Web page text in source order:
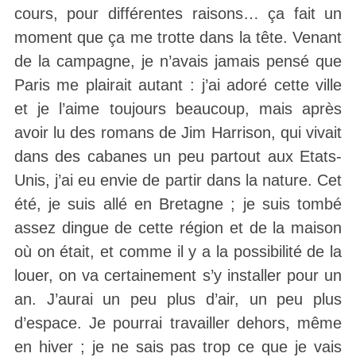
cours, pour différentes raisons… ça fait un
moment que ça me trotte dans la tête. Venant
de la campagne, je n’avais jamais pensé que
Paris me plairait autant : j’ai adoré cette ville
et je l’aime toujours beaucoup, mais après
avoir lu des romans de Jim Harrison, qui vivait
dans des cabanes un peu partout aux Etats-
Unis, j’ai eu envie de partir dans la nature. Cet
été, je suis allé en Bretagne ; je suis tombé
assez dingue de cette région et de la maison
où on était, et comme il y a la possibilité de la
louer, on va certainement s’y installer pour un
an. J’aurai un peu plus d’air, un peu plus
d’espace. Je pourrai travailler dehors, même
en hiver ; je ne sais pas trop ce que je vais